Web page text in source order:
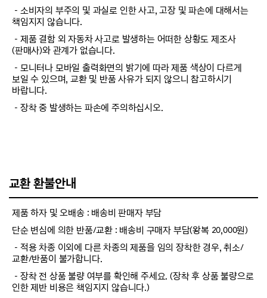
－소비자의 부주의 및 과실로 인한 사고, 고장 및 파손에 대해서는
책임지지 않습니다.
－제품 결함 외 자동차 사고로 발생하는 어떠한 상황도 제조사
(판매사)와 관계가 없습니다.
－모니터나 모바일 출력화면의 밝기에 따라 제품 색상이 다르게
보일 수 있으며, 교환 및 반품 사유가 되지 않으니 참고하시기
바랍니다.
－장착 중 발생하는 파손에 주의하십시오.
교환 환불안내
제품 하자 및 오배송 : 배송비 판매자 부담
단순 변심에 의한 반품/교환 : 배송비 구매자 부담(왕복 20,000원)
－적용 차종 이외에 다른 차종의 제품을 임의 장착한 경우, 취소/
교환/반품이 불가합니다.
－장착 전 상품 불량 여부를 확인해 주세요. (장착 후 상품 불량으로
인한 제반 비용은 책임지지 않습니다.)